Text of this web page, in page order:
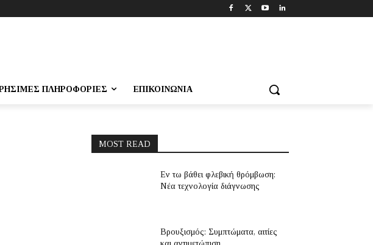
ΠΛΗΡΟΦΟΡΊΕΣ ΕΠΙΚΟΙΝΩΝΊΑ
MOST READ
Εν τω βάθει φλεβική θρόμβωση:
Νέα τεχνολογία διάγνωσης
Βρουξισμός: Συμπτώματα, αιτίες